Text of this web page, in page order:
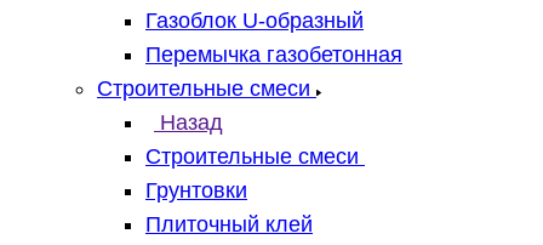
Газоблок U-образный
Перемычка газобетонная
Строительные смеси
Назад
Строительные смеси
Грунтовки
Плиточный клей